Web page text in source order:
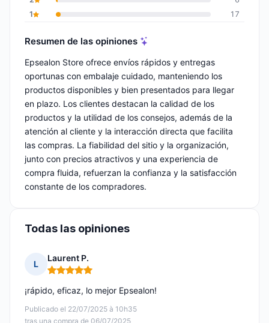
1
17
Resumen de las opiniones
Epsealon Store ofrece envíos rápidos y entregas
oportunas con embalaje cuidado, manteniendo los
productos disponibles y bien presentados para llegar
en plazo. Los clientes destacan la calidad de los
productos y la utilidad de los consejos, además de la
atención al cliente y la interacción directa que facilita
las compras. La fiabilidad del sitio y la organización,
junto con precios atractivos y una experiencia de
compra fluida, refuerzan la confianza y la satisfacción
constante de los compradores.
Todas las opiniones
L
Laurent P.
Nota: 5 de 5
Publicado el 22/07/2025 à 10h35
tras una compra de 06/07/2025
¡rápido, eficaz, lo mejor Epsealon!